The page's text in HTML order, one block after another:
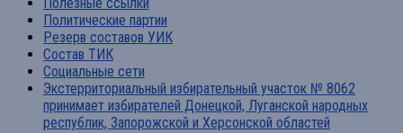
Политические партии
Резерв составов УИК
Состав ТИК
Социальные сети
Экстерриториальный избирательный участок № 8062
принимает избирателей Донецкой, Луганской народных
республик, Запорожской и Херсонской областей